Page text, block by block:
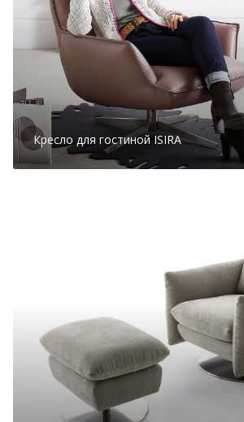
Кресло для гостиной ISIRA